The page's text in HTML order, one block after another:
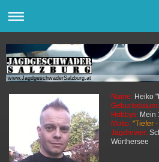
www.JagdgeschwaderSalzburg.at
Name: Heiko
Geburtsdatum:
Hobbys: Mein
Motto: "Tiefer
Jagdrevier:
Wörthersee